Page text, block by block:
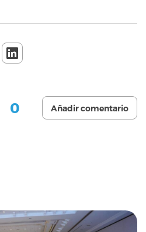
0 Añadir comentario